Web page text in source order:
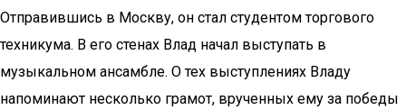
Отправившись в Москву, он стал студентом торгового
техникума. В его стенах Влад начал выступать в
музыкальном ансамбле. О тех выступлениях Владу
напоминают несколько грамот, врученных ему за победы